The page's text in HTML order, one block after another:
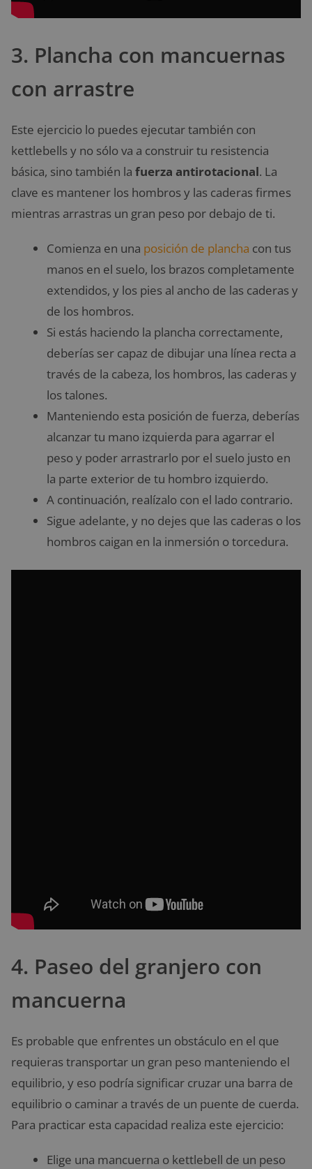
3. Plancha con mancuernas
con arrastre
Este ejercicio lo puedes ejecutar también con
kettlebells y no sólo va a construir tu resistencia
básica, sino también la fuerza antirotacional. La
clave es mantener los hombros y las caderas firmes
mientras arrastras un gran peso por debajo de ti.
Comienza en una posición de plancha con tus
manos en el suelo, los brazos completamente
extendidos, y los pies al ancho de las caderas y
de los hombros.
Si estás haciendo la plancha correctamente,
deberías ser capaz de dibujar una línea recta a
través de la cabeza, los hombros, las caderas y
los talones.
Manteniendo esta posición de fuerza, deberías
alcanzar tu mano izquierda para agarrar el
peso y poder arrastrarlo por el suelo justo en
la parte exterior de tu hombro izquierdo.
A continuación, realízalo con el lado contrario.
Sigue adelante, y no dejes que las caderas o los
hombros caigan en la inmersión o torcedura.
4. Paseo del granjero con
mancuerna
Es probable que enfrentes un obstáculo en el que
requieras transportar un gran peso manteniendo el
equilibrio, y eso podría significar cruzar una barra de
equilibrio o caminar a través de un puente de cuerda.
Para practicar esta capacidad realiza este ejercicio:
Elige una mancuerna o kettlebell de un peso